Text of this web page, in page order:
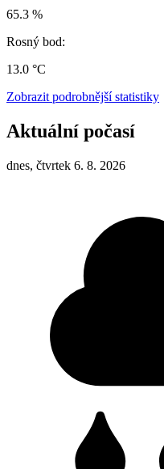
65.3 %
Rosný bod:
13.0 °C
Zobrazit podrobnější statistiky
Aktuální počasí
dnes, čtvrtek 6. 8. 2026